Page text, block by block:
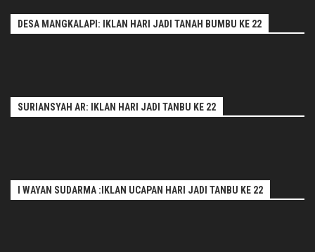
DESA MANGKALAPI: IKLAN HARI JADI TANAH BUMBU KE 22
SURIANSYAH AR: IKLAN HARI JADI TANBU KE 22
I WAYAN SUDARMA :IKLAN UCAPAN HARI JADI TANBU KE 22